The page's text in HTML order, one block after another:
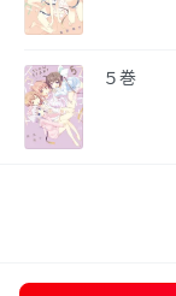
５巻